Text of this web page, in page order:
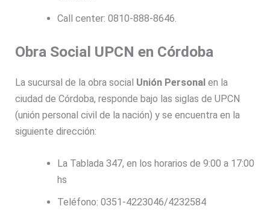
Call center: 0810-888-8646.
Obra Social UPCN en Córdoba
La sucursal de la obra social Unión Personal en la
ciudad de Córdoba, responde bajo las siglas de UPCN
(unión personal civil de la nación) y se encuentra en la
siguiente dirección:
La Tablada 347, en los horarios de 9:00 a 17:00
hs
Teléfono: 0351-4223046/4232584